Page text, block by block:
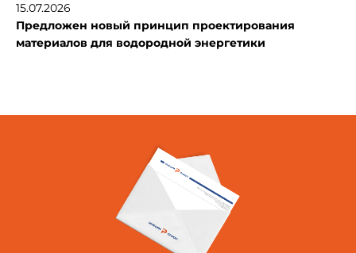
15.07.2026
Предложен новый принцип проектирования
материалов для водородной энергетики